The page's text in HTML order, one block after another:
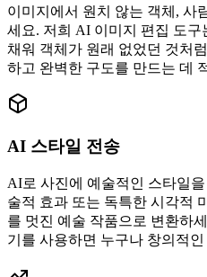
이미지에서 원치 않는 객체, 사
세요. 저희 AI 이미지 편집 도구
채워 객체가 원래 없었던 것처
하고 완벽한 구도를 만드는 데
AI 스타일 전송
AI로 사진에 예술적인 스타일
술적 효과 또는 독특한 시각적
를 멋진 예술 작품으로 변환하
기를 사용하면 누구나 창의적